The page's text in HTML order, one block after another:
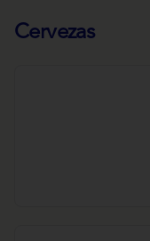
Cervezas